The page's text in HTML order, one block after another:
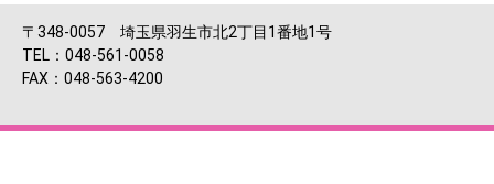
〒348-0057 埼玉県羽生市北2丁目1番地1号
TEL：048-561-0058
FAX：048-563-4200